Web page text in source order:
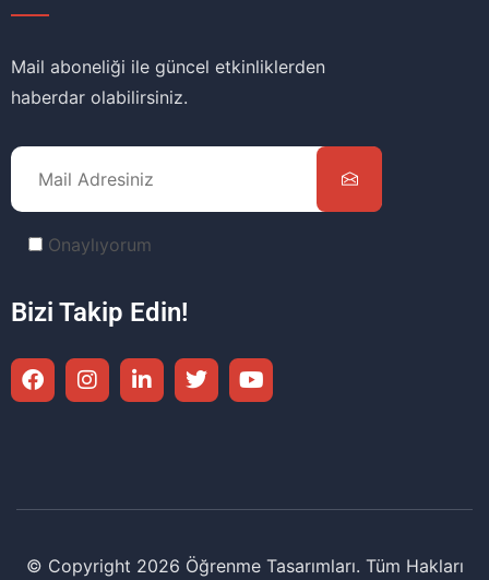
Mail aboneliği ile güncel etkinliklerden
haberdar olabilirsiniz.
Onaylıyorum
Bizi Takip Edin!
© Copyright 2026 Öğrenme Tasarımları. Tüm Hakları